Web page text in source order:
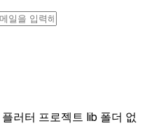
플러터 프로젝트 lib 폴더 없